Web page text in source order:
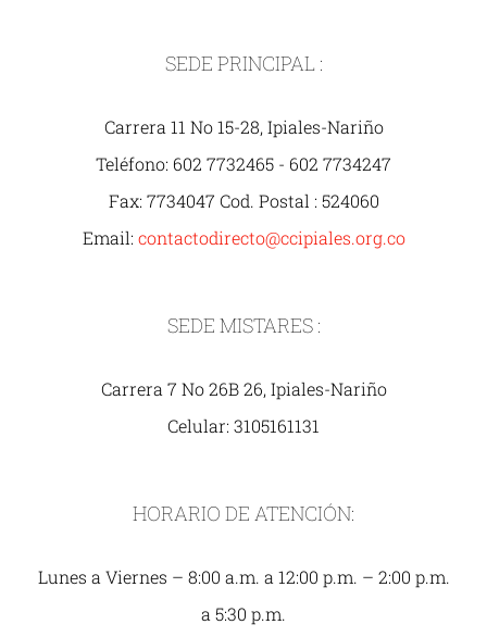
SEDE PRINCIPAL :
Carrera 11 No 15-28, Ipiales-Nariño
Teléfono: 602 7732465 - 602 7734247
Fax: 7734047 Cod. Postal : 524060
Email: contactodirecto@ccipiales.org.co
SEDE MISTARES :
Carrera 7 No 26B 26, Ipiales-Nariño
Celular: 3105161131
HORARIO DE ATENCIÓN:
Lunes a Viernes – 8:00 a.m. a 12:00 p.m. – 2:00 p.m.
a 5:30 p.m.